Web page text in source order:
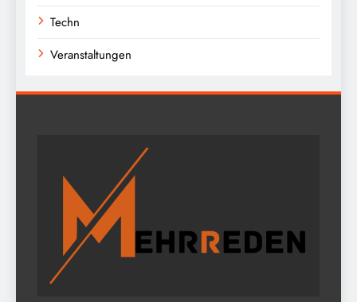
Techn
Veranstaltungen